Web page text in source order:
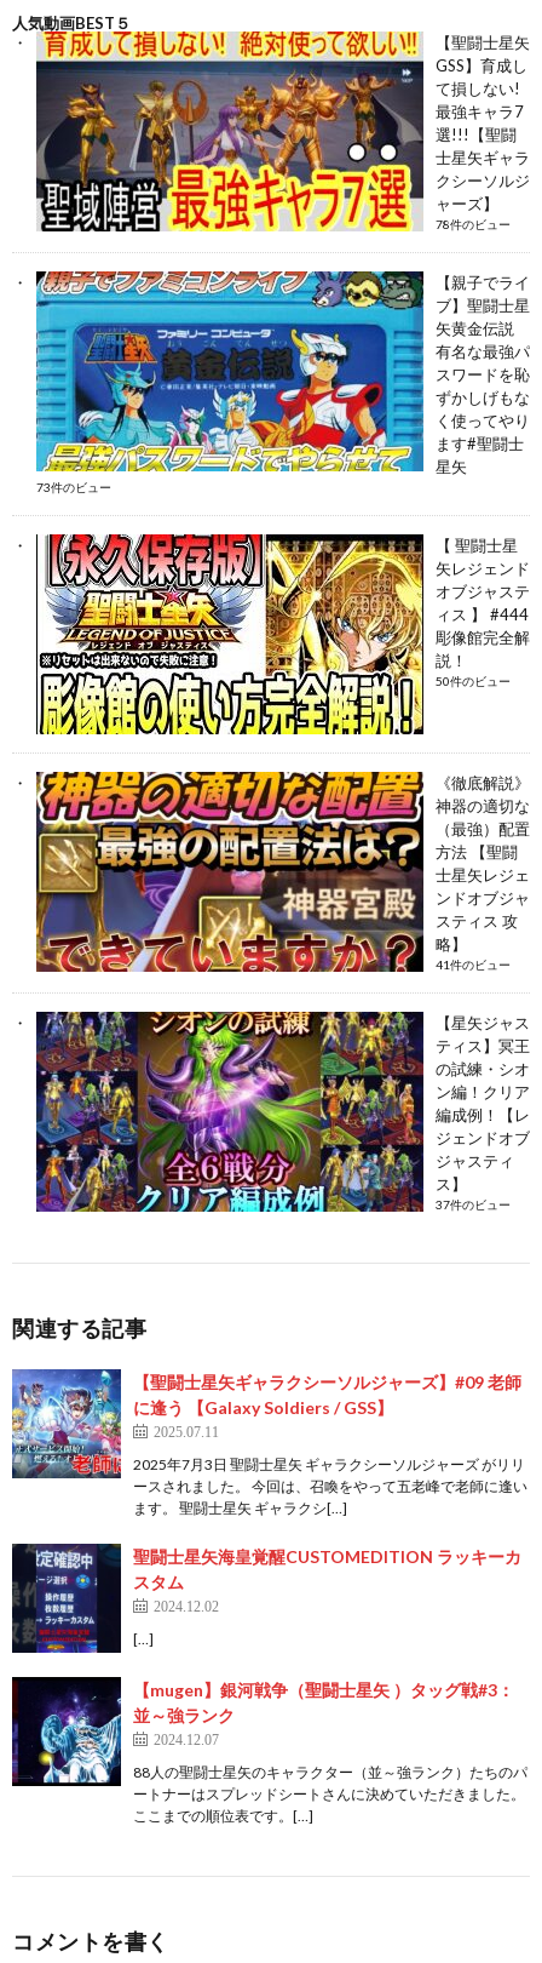
人気動画BEST５
【聖闘士星矢
GSS】育成し
て損しない!
最強キャラ7
選!!!【聖闘
士星矢ギャラ
クシーソルジ
ャーズ】
78件のビュー
【親子でライ
ブ】聖闘士星
矢黄金伝説
有名な最強パ
スワードを恥
ずかしげもな
く使ってやり
ます#聖闘士
星矢
73件のビュー
【 聖闘士星
矢レジェンド
オブジャステ
ィス 】 #444
彫像館完全解
説！
50件のビュー
《徹底解説》
神器の適切な
（最強）配置
方法 【聖闘
士星矢レジェ
ンドオブジャ
スティス 攻
略】
41件のビュー
【星矢ジャス
ティス】冥王
の試練・シオ
ン編！クリア
編成例！【レ
ジェンドオブ
ジャスティ
ス】
37件のビュー
関連する記事
【聖闘士星矢ギャラクシーソルジャーズ】#09 老師
に逢う 【Galaxy Soldiers / GSS】
2025.07.11
2025年7月3日 聖闘士星矢 ギャラクシーソルジャーズ がリリ
ースされました。 今回は、召喚をやって五老峰で老師に逢い
ます。 聖闘士星矢 ギャラクシ[…]
聖闘士星矢海皇覚醒CUSTOMEDITION ラッキーカ
スタム
2024.12.02
[…]
【mugen】銀河戦争（聖闘士星矢 ）タッグ戦#3：
並～強ランク
2024.12.07
88人の聖闘士星矢のキャラクター（並～強ランク）たちのパ
ートナーはスプレッドシートさんに決めていただきました。
ここまでの順位表です。[…]
コメントを書く